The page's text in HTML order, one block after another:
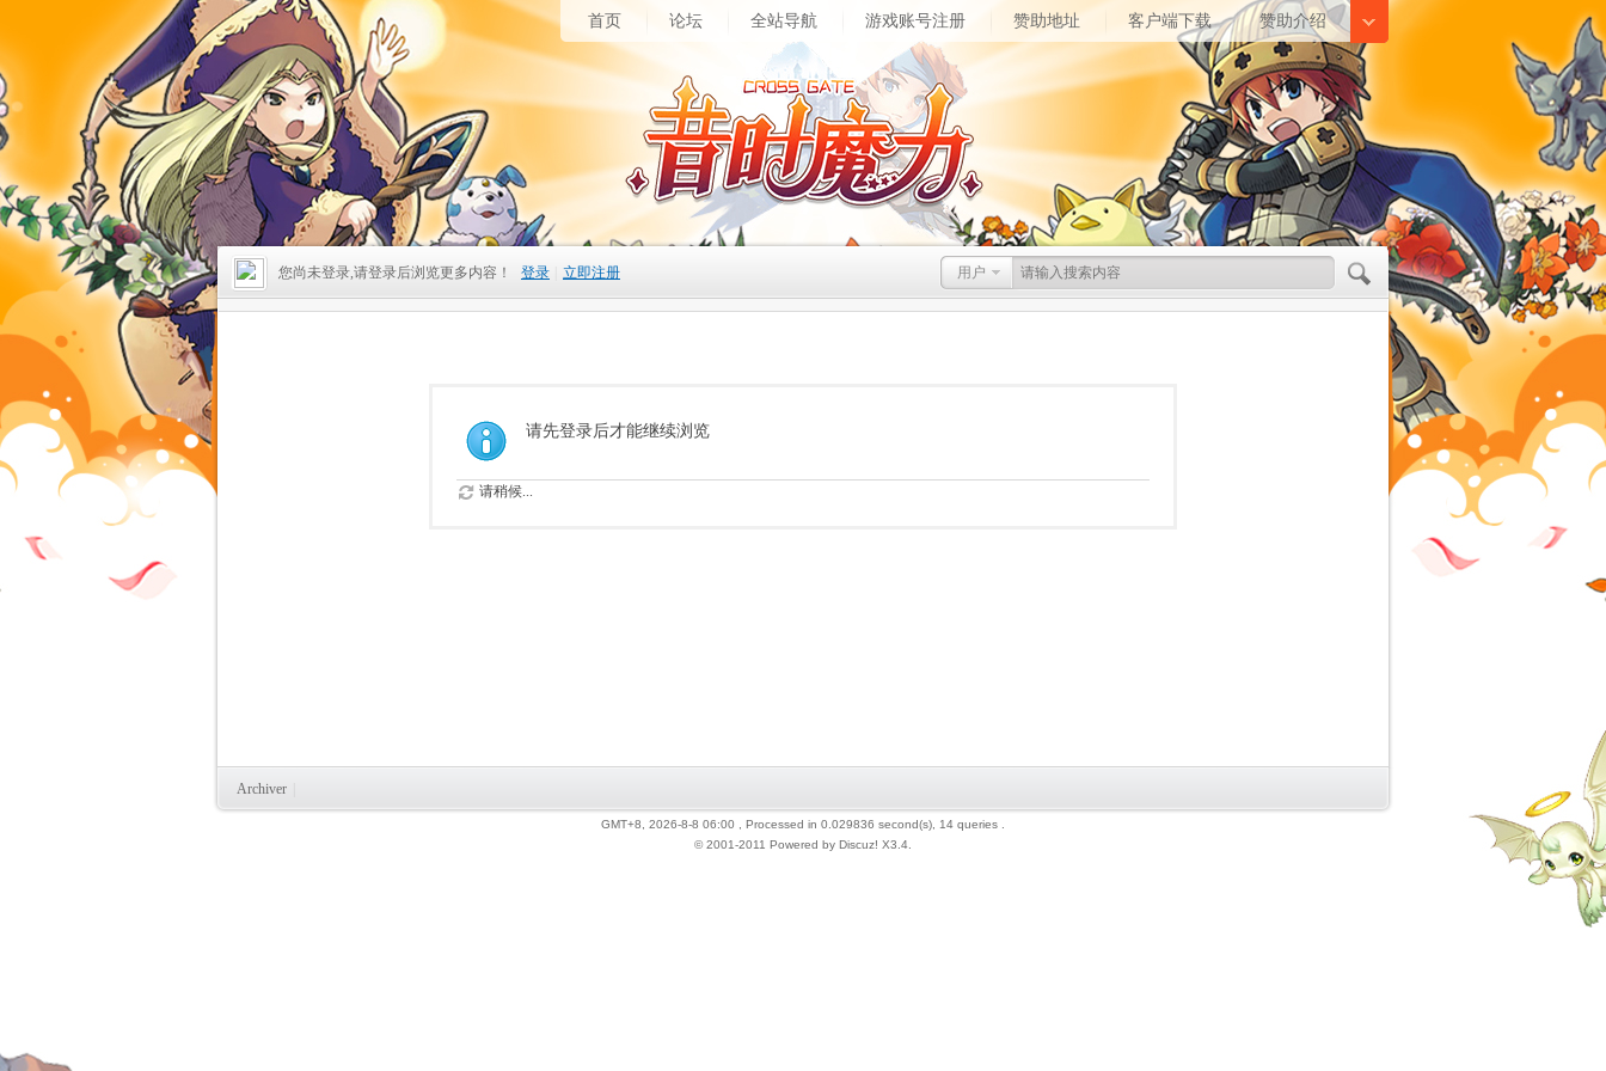
首页 论坛 全站导航 游戏账号注册 赞助地址 客户端下载 赞助介绍
用户
您尚未登录,请登录后浏览更多内容！ 登录 立即注册
请先登录后才能继续浏览
请稍候...
Archiver
GMT+8, 2026-8-8 06:00
, Processed in 0.029836 second(s), 14 queries .
© 2001-2011 Powered by Discuz! X3.4